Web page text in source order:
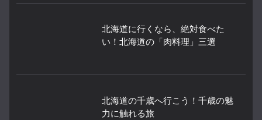
北海道に行くなら、絶対食べた
い！北海道の「肉料理」三選
北海道の千歳へ行こう！千歳の魅
力に触れる旅